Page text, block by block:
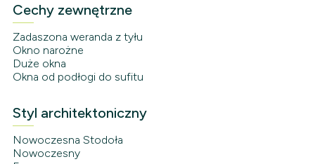
Cechy zewnętrzne
Zadaszona weranda z tyłu
Okno narożne
Duże okna
Okna od podłogi do sufitu
Styl architektoniczny
Nowoczesna Stodoła
Nowoczesny